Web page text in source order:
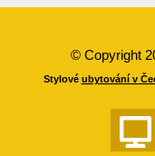
© Copyright
Stylové ubytování v